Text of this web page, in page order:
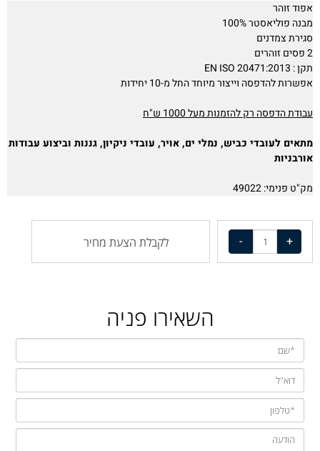
אפוד זוהר
מבנה פוליאסטר 100%
סגירת צמדנים
2 פסים זוהרים
תקן : EN ISO 20471:2013
אפשרות להדפסה וייצור מיוחד החל מ-10 יחידות
עבודת הדפסה רק להזמנות מעל 1000 ש"ח
מתאים לעובדי כביש, נמלי ים, אויר, עובדי ניקיון, גננות וביצוע עבודות
אורבניות
מק"ט פנימי: 49022
לקבלת הצעת מחיר
השאירו פניה